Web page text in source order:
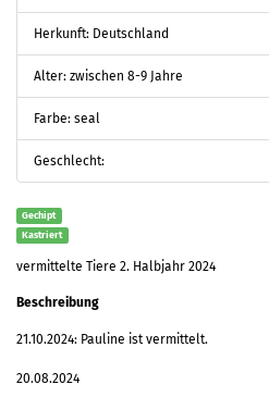
Herkunft: Deutschland
Alter: zwischen 8-9 Jahre
Farbe: seal
Geschlecht:
Gechipt
Kastriert
vermittelte Tiere 2. Halbjahr 2024
Beschreibung
21.10.2024: Pauline ist vermittelt.
20.08.2024